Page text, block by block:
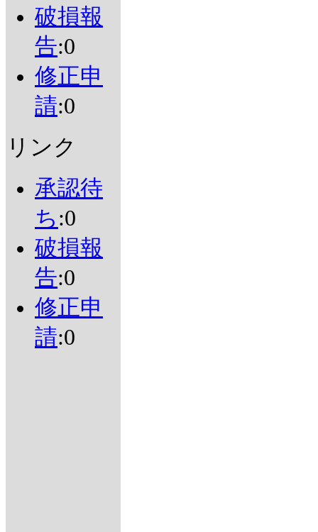
破損報
告:0
修正申
請:0
リンク
承認待
ち :0
破損報
告:0
修正申
請:0